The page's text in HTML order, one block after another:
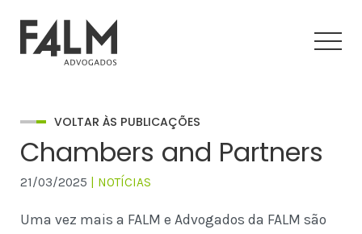
VOLTAR ÀS PUBLICAÇÕES
Chambers and Partners
21/03/2025 | NOTÍCIAS
Uma vez mais a FALM e Advogados da FALM são